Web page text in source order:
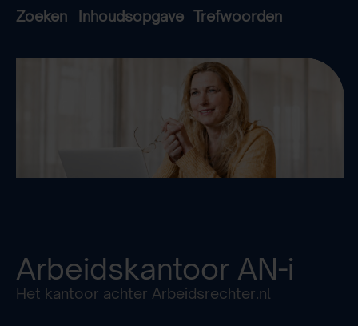
Zoeken Inhoudsopgave Trefwoorden
Arbeidskantoor AN-i
Het kantoor achter Arbeidsrechter.nl